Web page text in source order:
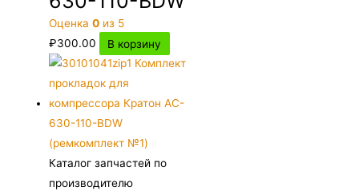
Оценка0 из 5
₽300.00 В корзину
Каталог запчастей по
производителю